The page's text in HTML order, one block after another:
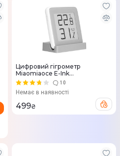
Цифровий гігрометр
Miaomiaoce E-Ink
Hygrothermograph (MHO-
C201)
10
Немає в наявності
499₴